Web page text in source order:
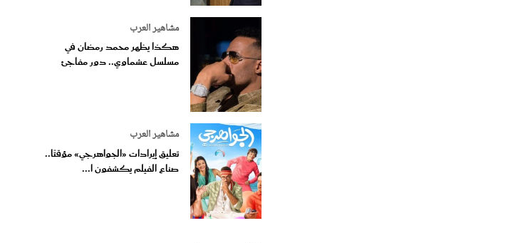
مشاهير العرب
هكذا يظهر محمد رمضان في
مسلسل عشماوي.. دور مفاجئ
مشاهير العرب
تعليق إيرادات «الجواهرجي» مؤقتًا..
صناع الفيلم يكشفون ا...